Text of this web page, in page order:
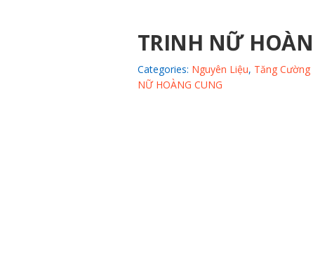
TRINH NỮ
Categories: Nguyên Liệu, Tăng Cường
NỮ HOÀNG CUNG